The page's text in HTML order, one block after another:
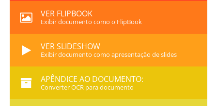
VER FLIPBOOK
Exibir documento como o FlipBook
VER SLIDESHOW
Exibir documento como apresentação de slides
APÊNDICE AO DOCUMENTO:
Converter OCR para documento